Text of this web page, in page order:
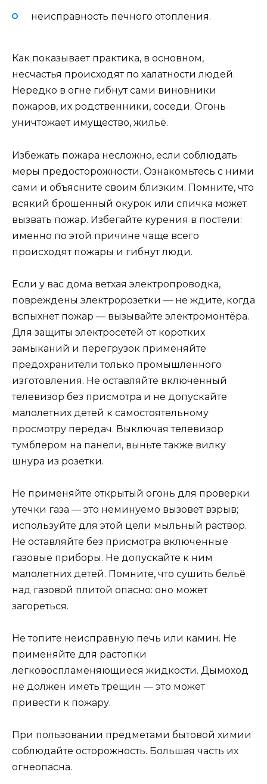
неисправность печного отопления.
Как показывает практика, в основном,
несчастья происходят по халатности людей.
Нередко в огне гибнут сами виновники
пожаров, их родственники, соседи. Огонь
уничтожает имущество, жильё.
Избежать пожара несложно, если соблюдать
меры предосторожности. Ознакомьтесь с ними
сами и объясните своим близким. Помните, что
всякий брошенный окурок или спичка может
вызвать пожар. Избегайте курения в постели:
именно по этой причине чаще всего
происходят пожары и гибнут люди.
Если у вас дома ветхая электропроводка,
повреждены электророзетки — не ждите, когда
вспыхнет пожар — вызывайте электромонтёра.
Для защиты электросетей от коротких
замыканий и перегрузок применяйте
предохранители только промышленного
изготовления. Не оставляйте включённый
телевизор без присмотра и не допускайте
малолетних детей к самостоятельному
просмотру передач. Выключая телевизор
тумблером на панели, выньте также вилку
шнура из розетки.
Не применяйте открытый огонь для проверки
утечки газа — это неминуемо вызовет взрыв;
используйте для этой цели мыльный раствор.
Не оставляйте без присмотра включенные
газовые приборы. Не допускайте к ним
малолетних детей. Помните, что сушить бельё
над газовой плитой опасно: оно может
загореться.
Не топите неисправную печь или камин. Не
применяйте для растопки
легковоспламеняющиеся жидкости. Дымоход
не должен иметь трещин — это может
привести к пожару.
При пользовании предметами бытовой химии
соблюдайте осторожность. Большая часть их
огнеопасна.